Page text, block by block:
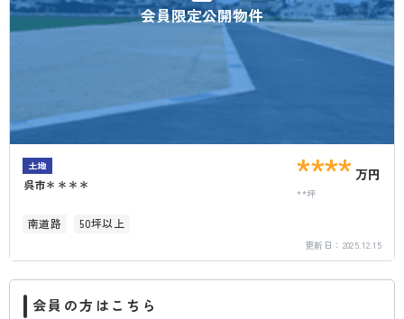
会員限定公開物件
土地
呉市＊＊＊＊ **** 万円
**坪
南道路 50坪以上
更新日： 2025.12.15
会員の方はこちら